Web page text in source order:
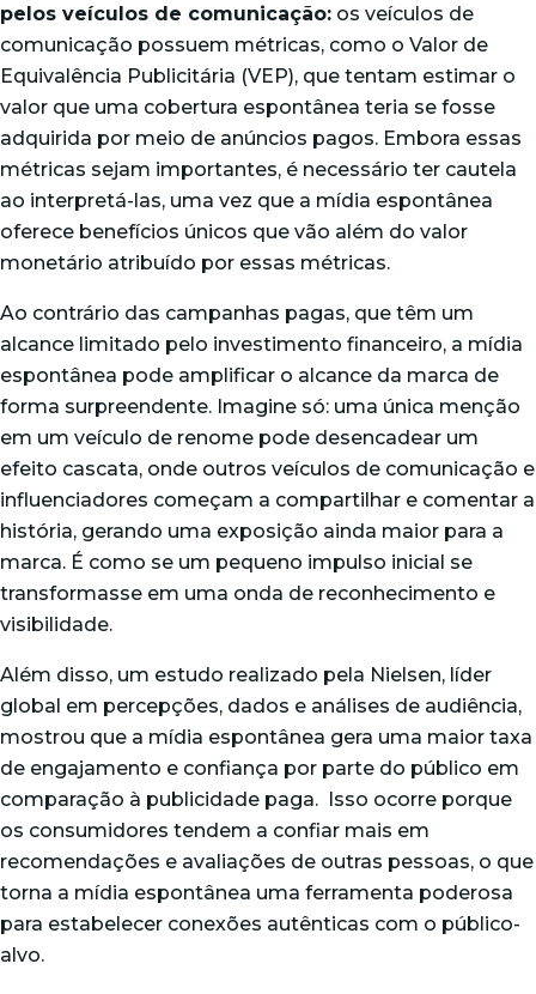
pelos veículos de comunicação: os veículos de
comunicação possuem métricas, como o Valor de
Equivalência Publicitária (VEP), que tentam estimar o
valor que uma cobertura espontânea teria se fosse
adquirida por meio de anúncios pagos. Embora essas
métricas sejam importantes, é necessário ter cautela
ao interpretá-las, uma vez que a mídia espontânea
oferece benefícios únicos que vão além do valor
monetário atribuído por essas métricas.
Ao contrário das campanhas pagas, que têm um
alcance limitado pelo investimento financeiro, a mídia
espontânea pode amplificar o alcance da marca de
forma surpreendente. Imagine só: uma única menção
em um veículo de renome pode desencadear um
efeito cascata, onde outros veículos de comunicação e
influenciadores começam a compartilhar e comentar a
história, gerando uma exposição ainda maior para a
marca. É como se um pequeno impulso inicial se
transformasse em uma onda de reconhecimento e
visibilidade.
Além disso, um estudo realizado pela Nielsen, líder
global em percepções, dados e análises de audiência,
mostrou que a mídia espontânea gera uma maior taxa
de engajamento e confiança por parte do público em
comparação à publicidade paga. Isso ocorre porque
os consumidores tendem a confiar mais em
recomendações e avaliações de outras pessoas, o que
torna a mídia espontânea uma ferramenta poderosa
para estabelecer conexões autênticas com o público-
alvo.